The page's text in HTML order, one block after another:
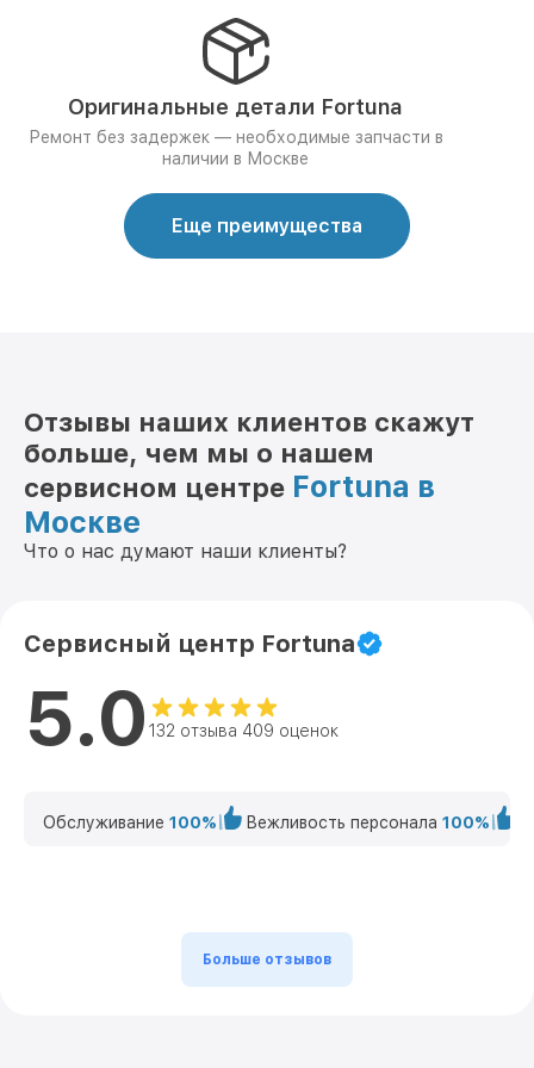
Оригинальные детали Fortuna
Ремонт без задержек — необходимые запчасти в
наличии в Москве
Еще преимущества
Отзывы наших клиентов скажут
больше, чем мы о нашем
сервисном центре Fortuna в
Москве
Что о нас думают наши клиенты?
Сервисный центр Fortuna
5.0 132 отзыва 409 оценок
Обслуживание 100% Вежливость персонала 100%
Больше отзывов